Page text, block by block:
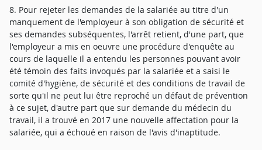
8. Pour rejeter les demandes de la salariée au titre d'un
manquement de l'employeur à son obligation de sécurité et
ses demandes subséquentes, l'arrêt retient, d'une part, que
l'employeur a mis en oeuvre une procédure d'enquête au
cours de laquelle il a entendu les personnes pouvant avoir
été témoin des faits invoqués par la salariée et a saisi le
comité d'hygiène, de sécurité et des conditions de travail de
sorte qu'il ne peut lui être reproché un défaut de prévention
à ce sujet, d'autre part que sur demande du médecin du
travail, il a trouvé en 2017 une nouvelle affectation pour la
salariée, qui a échoué en raison de l'avis d'inaptitude.